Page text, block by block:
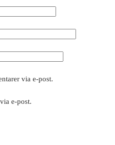
via e-post.
e-post.